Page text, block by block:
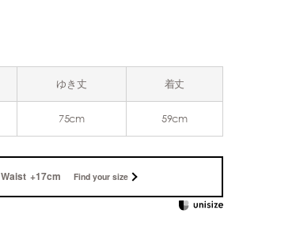
ゆき丈 着丈
75cm 59cm
Waist +17cm Find your size